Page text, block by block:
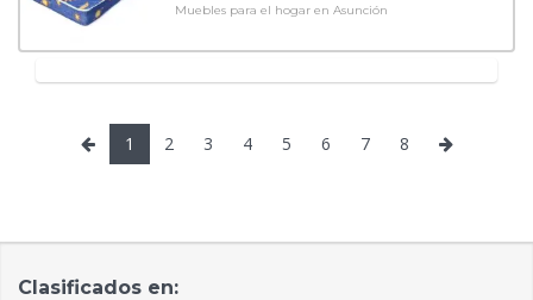
Muebles para el hogar en Asunción
1 2 3 4 5 6 7 8
Clasificados en: